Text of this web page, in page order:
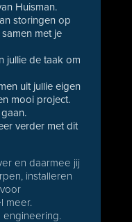
Huisman.
storingen op
met je
jullie de taak om
uit jullie eigen
mooi project.
verder met dit
en daarmee jij
installeren
meer.
engineering.